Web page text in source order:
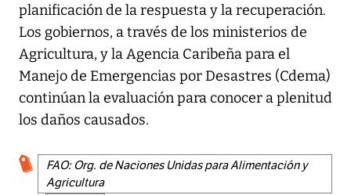
planificación de la respuesta y la recuperación.
Los gobiernos, a través de los ministerios de
Agricultura, y la Agencia Caribeña para el
Manejo de Emergencias por Desastres (Cdema)
continúan la evaluación para conocer a plenitud
los daños causados.
FAO: Org. de Naciones Unidas para Alimentación y
Agricultura